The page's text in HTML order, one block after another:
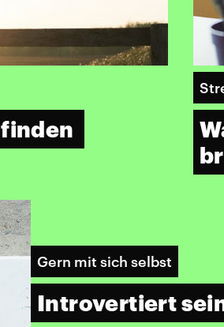
Gern mit sich selbst
Introvertiert